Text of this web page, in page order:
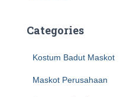
Categories
Kostum Badut Maskot
Maskot Perusahaan